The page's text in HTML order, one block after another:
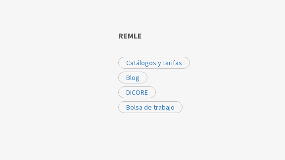
REMLE
Catálogos y tarifas
Blog
DICORE
Bolsa de trabajo